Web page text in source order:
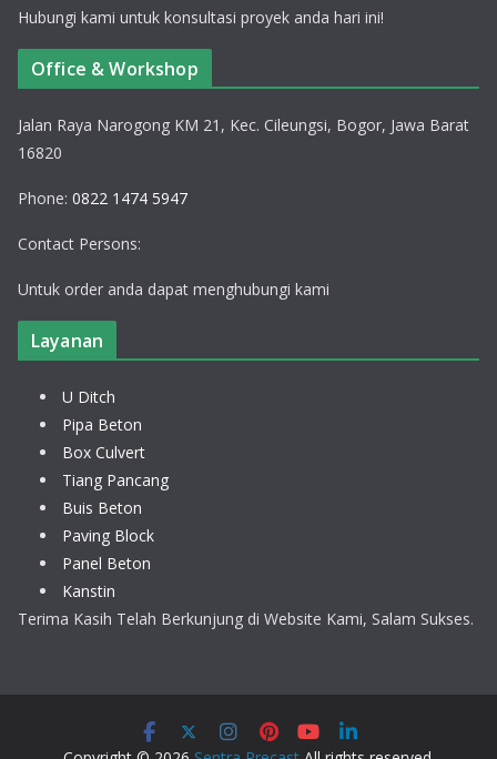
Hubungi kami untuk konsultasi proyek anda hari ini!
Office & Workshop
Jalan Raya Narogong KM 21, Kec. Cileungsi, Bogor, Jawa Barat
16820
Phone: 0822 1474 5947
Contact Persons:
Untuk order anda dapat menghubungi kami
Layanan
U Ditch
Pipa Beton
Box Culvert
Tiang Pancang
Buis Beton
Paving Block
Panel Beton
Kanstin
Terima Kasih Telah Berkunjung di Website Kami, Salam Sukses.